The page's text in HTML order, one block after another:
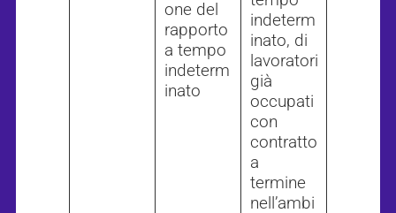
one del
rapporto
a tempo
indeterm
inato
indeterm
inato, di
lavoratori
già
occupati
con
contratto
a
termine
nell’ambi